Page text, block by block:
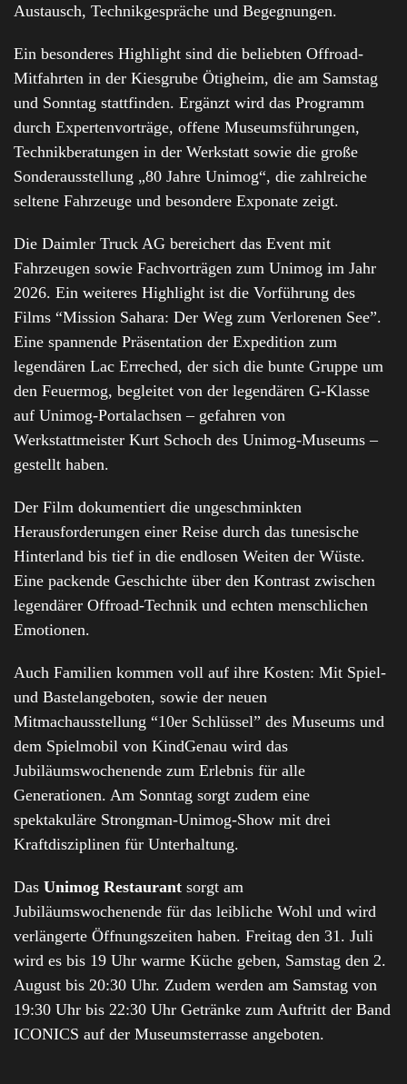
Austausch, Technikgespräche und Begegnungen.
Ein besonderes Highlight sind die beliebten Offroad-
Mitfahrten in der Kiesgrube Ötigheim, die am Samstag
und Sonntag stattfinden. Ergänzt wird das Programm
durch Expertenvorträge, offene Museumsführungen,
Technikberatungen in der Werkstatt sowie die große
Sonderausstellung „80 Jahre Unimog“, die zahlreiche
seltene Fahrzeuge und besondere Exponate zeigt.
Die Daimler Truck AG bereichert das Event mit
Fahrzeugen sowie Fachvorträgen zum Unimog im Jahr
2026. Ein weiteres Highlight ist die Vorführung des
Films “Mission Sahara: Der Weg zum Verlorenen See”.
Eine spannende Präsentation der Expedition zum
legendären Lac Erreched, der sich die bunte Gruppe um
den Feuermog, begleitet von der legendären G-Klasse
auf Unimog-Portalachsen – gefahren von
Werkstattmeister Kurt Schoch des Unimog-Museums –
gestellt haben.
Der Film dokumentiert die ungeschminkten
Herausforderungen einer Reise durch das tunesische
Hinterland bis tief in die endlosen Weiten der Wüste.
Eine packende Geschichte über den Kontrast zwischen
legendärer Offroad-Technik und echten menschlichen
Emotionen.
Auch Familien kommen voll auf ihre Kosten: Mit Spiel-
und Bastelangeboten, sowie der neuen
Mitmachausstellung “10er Schlüssel” des Museums und
dem Spielmobil von KindGenau wird das
Jubiläumswochenende zum Erlebnis für alle
Generationen. Am Sonntag sorgt zudem eine
spektakuläre Strongman-Unimog-Show mit drei
Kraftdisziplinen für Unterhaltung.
Das Unimog Restaurant sorgt am
Jubiläumswochenende für das leibliche Wohl und wird
verlängerte Öffnungszeiten haben. Freitag den 31. Juli
wird es bis 19 Uhr warme Küche geben, Samstag den 2.
August bis 20:30 Uhr. Zudem werden am Samstag von
19:30 Uhr bis 22:30 Uhr Getränke zum Auftritt der Band
ICONICS auf der Museumsterrasse angeboten.